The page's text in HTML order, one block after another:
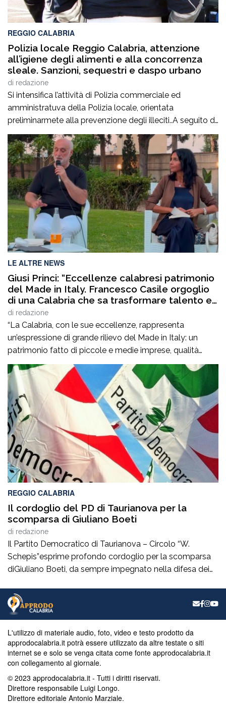
REGGIO CALABRIA
Polizia locale Reggio Calabria, attenzione
all’igiene degli alimenti e alla concorrenza
sleale. Sanzioni, sequestri e daspo urbano
di redazione
Si intensifica l’attività di Polizia commerciale ed
amministratuva della Polizia locale, orientata
preliminarmete alla prevenzione degli illeciti..A seguito di
mirati servizi svolti negli ultimi giorni, anche su
segnalazione di alcune associazioni di categoria, la
Polizia Locale ha attenzionato le aree commerciali
cittadine al fine di prevenire e reprimere la vendita
abusiva o irregolare su area […]
LE ALTRE NEWS
Giusi Princi: “Eccellenze calabresi patrimonio
del Made in Italy. Francesco Casile orgoglio
di una Calabria che sa trasformare talento e
competenze in valore”
di redazione
“La Calabria, con le sue eccellenze, rappresenta
un’espressione di grande rilievo del Made in Italy: un
patrimonio fatto di piccole e medie imprese, qualità
artigiane, saperi produttivi, creatività e competenze
capaci di tradurre l’identità dei territori in valore
riconosciuto in Italia e all’estero”. Lo afferma
l’europarlamentare Giusi Princi, intervenuta all’incontro di
presentazione del libro “Realtà […]
REGGIO CALABRIA
Il cordoglio del PD di Taurianova per la
scomparsa di Giuliano Boeti
di redazione
Il Partito Democratico di Taurianova – Circolo “W.
Schepis”esprime profondo cordoglio per la scomparsa
diGiuliano Boeti, da sempre impegnato nella difesa dei
ANPI di Taurianova e suo primo presidente,ha contribuito
con passione e coerenza alla vita civile e culturale della
nostra comunità, dedicando particolare attenzione alla
memoria storica […]
L'utilizzo di materiale audio, foto, video e testo prodotto da
approdocalabria.it potrà essere utilizzato da altre testate o siti
internet se e solo se venga citata come fonte approdocalabria.it
con collegamento al giornale.
© 2023 approdocalabria.it - Tutti i diritti riservati.
Direttore responsabile Luigi Longo.
Direttore editoriale Antonio Marziale.